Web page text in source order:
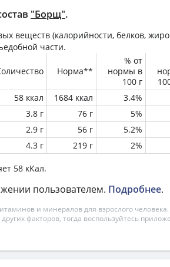
"Борщ".
веществ (калорийности, белков,
части.
Норма**
% от
нормы в
100 г
58 ккал 1684 ккал 3.4%
3.8 г 76 г 5%
2.9 г 56 г 5.2%
4.3 г 219 г 2%
58 кКал.
пользователем. Подробнее.
и минералов для взрослого человека.
факторов, тогда воспользуйтесь